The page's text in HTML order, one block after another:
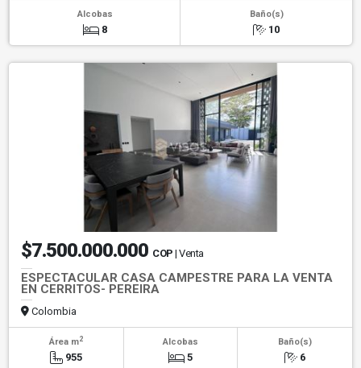
Alcobas
8
Baño(s)
10
$7.500.000.000 COP | Venta
ESPECTACULAR CASA CAMPESTRE PARA LA VENTA
EN CERRITOS- PEREIRA
Colombia
Área m2
955
Alcobas
5
Baño(s)
6